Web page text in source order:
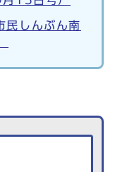
民しんぶん南